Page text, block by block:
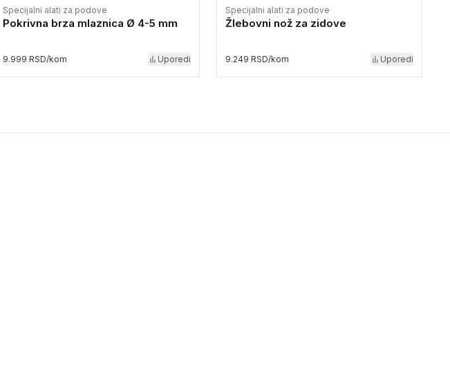
Specijalni alati za podove
Pokrivna brza mlaznica Ø 4-5 mm
9.999 RSD/kom Uporedi
Specijalni alati za podove
Žlebovni nož za zidove
9.249 RSD/kom Uporedi